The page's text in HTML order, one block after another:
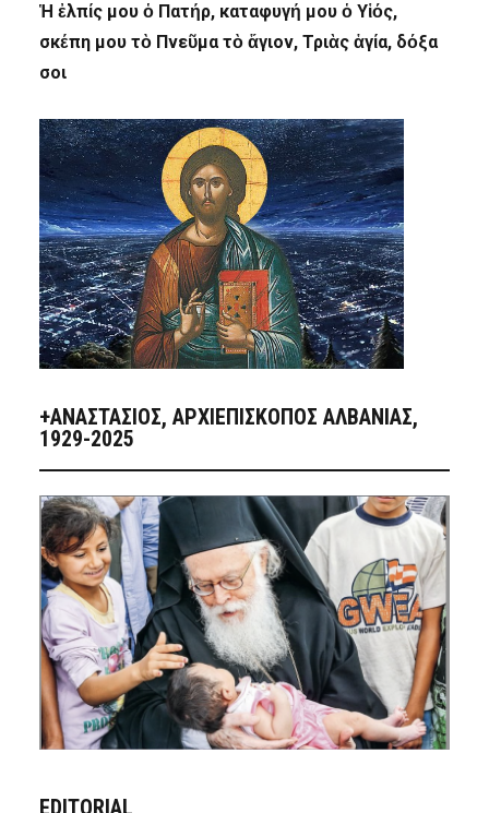
Ἡ ἐλπίς μου ὁ Πατήρ, καταφυγή μου ὁ Υἱός,
σκέπη μου τὸ Πνεῦμα τὸ ἅγιον, Τριὰς ἁγία, δόξα
σοι
+ΑΝΑΣΤΆΣΙΟΣ, ΑΡΧΙΕΠΊΣΚΟΠΟΣ ΑΛΒΑΝΊΑΣ,
1929-2025
EDITORIAL